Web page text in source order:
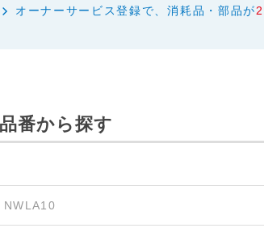
本サイトをご利用になったこと、またはご利用
オーナーサービス登録で、消耗品・部品が
番から探す